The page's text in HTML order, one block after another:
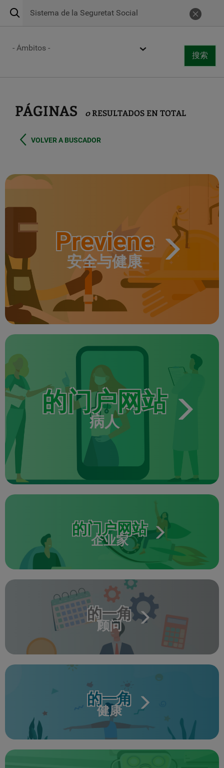
跳
Urgencias 24h 900 269 269
Centros de atención
索
取消
搜索
搜索
PÁGINAS 0RESULTADOS EN TOTAL
VOLVER A BUSCADOR
Previene
安全与健康
的门户网站
病人
的门户网站
企业家
的一角
顾问
的一角
健康